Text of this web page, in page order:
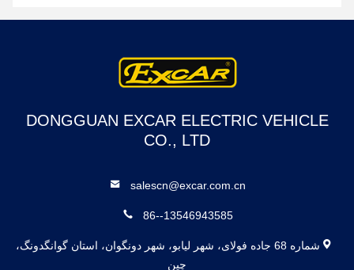
DONGGUAN EXCAR ELECTRIC VEHICLE
CO., LTD
salescn@excar.com.cn
86--13546943585
شماره 68 جاده فولای، شهر لیابو، شهر دونگوان، استان گوانگدونگ،
چین